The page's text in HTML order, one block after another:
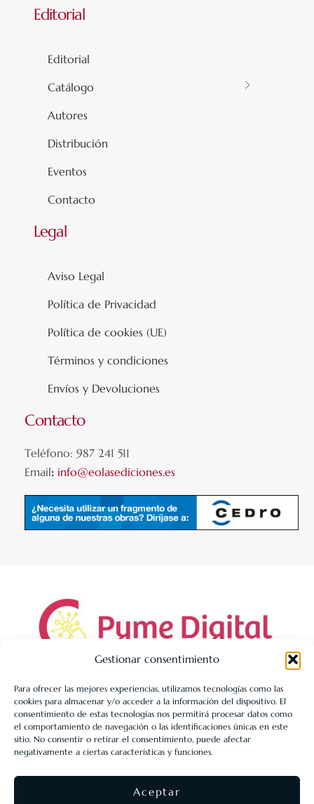
Gestionar consentimiento
Para ofrecer las mejores experiencias, utilizamos tecnologías como las
cookies para almacenar y/o acceder a la información del dispositivo. El
consentimiento de estas tecnologías nos permitirá procesar datos como
el comportamiento de navegación o las identificaciones únicas en este
sitio. No consentir o retirar el consentimiento, puede afectar
negativamente a ciertas características y funciones.
Aceptar
Editorial
Editorial
Catálogo
Autores
Distribución
Eventos
Contacto
Legal
Aviso Legal
Política de Privacidad
Política de cookies (UE)
Términos y condiciones
Envíos y Devoluciones
Contacto
Teléfono: 987 241 511
Email: info@eolasediciones.es
LIBRERÍA UNIVERSITARIA LEÓN 1980 SLL ha sido beneficiaria
de Fondos Europeos, cuyo objetivo es la mejora de la
competitividad de las PYMES, y gracias al cual ha puesto en
marcha un Plan de Acción con el objetivo de reforzar la
digitalización y la competitividad de las pymes durante el año
2025. Para ello ha contado con el apoyo del Programa Pyme